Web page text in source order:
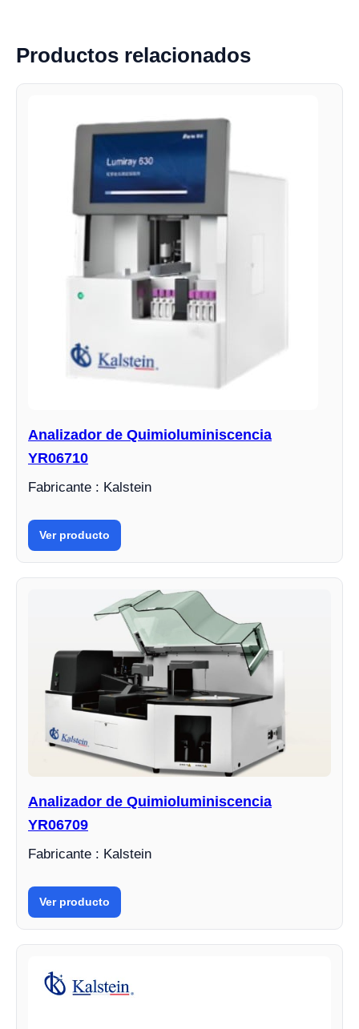
Productos relacionados
Analizador de Quimioluminiscencia
YR06710
Fabricante : Kalstein
Ver producto
Analizador de Quimioluminiscencia
YR06709
Fabricante : Kalstein
Ver producto